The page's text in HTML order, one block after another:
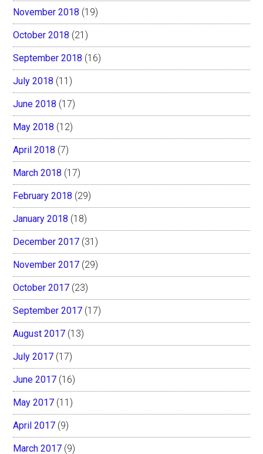
November 2018 (19)
October 2018 (21)
September 2018 (16)
July 2018 (11)
June 2018 (17)
May 2018 (12)
April 2018 (7)
March 2018 (17)
February 2018 (29)
January 2018 (18)
December 2017 (31)
November 2017 (29)
October 2017 (23)
September 2017 (17)
August 2017 (13)
July 2017 (17)
June 2017 (16)
May 2017 (11)
April 2017 (9)
March 2017 (9)